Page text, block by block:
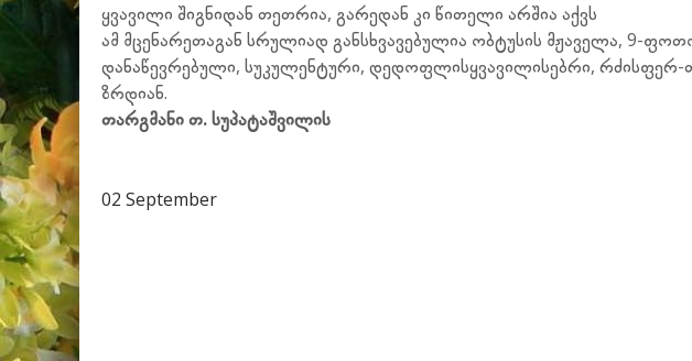
ყვავილი შიგნიდან თეთრია, გარედან კი წითელი არშია აქვს
ამ მცენარეთაგან სრულიად განსხვავებულია ობტუსის მჟაველა, 9-
დანაწევრებული, სუკულენტური, დედოფლისყვავილისებრი, რძისფერ-
ზრდიან.
თარგმანი თ. სუპატაშვილის
02 September